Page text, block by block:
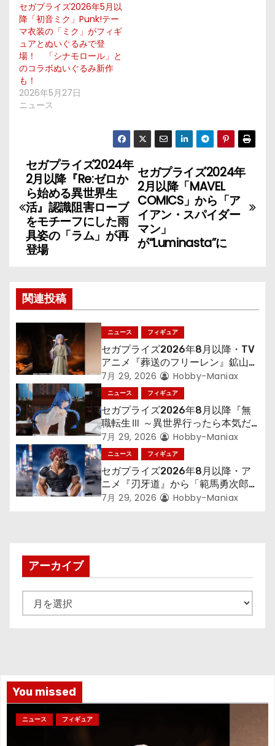
セガプライズ2026年5月以
降「初音ミク」Punk!テー
マ衣装の「ミク」がフィギ
ュアとぬいぐるみで登
場！ 「シナモロール」と
のコラボぬいぐるみ新作
も！
2026年5月27日
ニュース
投
稿
ナ
ビ
ー
シ
ョ
ン
セガプライズ2024年
2月以降「MAVEL
COMICS」から「ア
イアン・スパイダー
マン」
が“Luminasta”に
セガプライズ2024年
2月以降『Re:ゼロか
ら始める異世界生
活』認識阻害ローブ
をモチーフにした雨
具姿の「ラム」が再
登場
関連投稿
ニュース フィギュア
セガプライズ2026年8月以降・TV
アニメ『葬送のフリーレン』鉱山で
300年働くことになっっちゃった
「フリーレン」を立体化！
7月 29, 2026 Hobby-Maniax
ニュース フィギュア
セガプライズ2026年8月以降『無
職転生Ⅲ ～異世界行ったら本気だ
す～』から「ロキシー」のフィギュ
アが登場！
7月 29, 2026 Hobby-Maniax
ニュース フィギュア
セガプライズ2026年8月以降・ア
ニメ『刃牙道』から「範馬勇次郎」
が登場ッッ!!
7月 29, 2026 Hobby-Maniax
アーカイブ
ー
You missed
ニュース フィギュア